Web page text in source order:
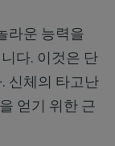
라운 능력을
다. 이것은 단
신체의 타고난
얻기 위한 근